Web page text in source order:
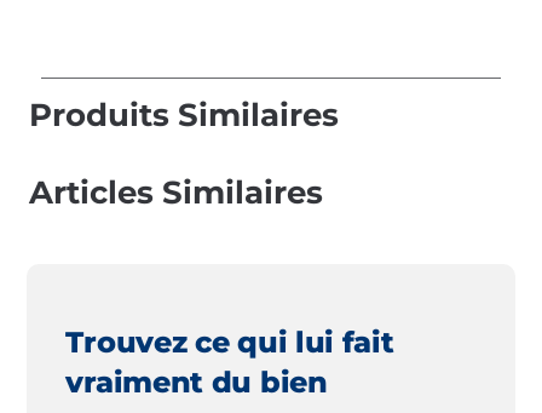
Produits Similaires
Articles Similaires
Trouvez ce qui lui fait
vraiment du bien